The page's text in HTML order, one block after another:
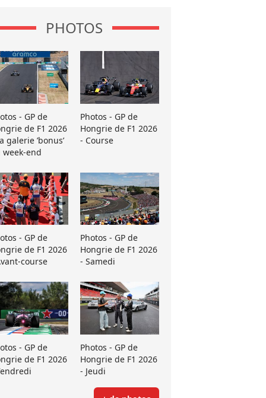
PHOTOS
- GP de
de F1 2026
galerie ’bonus’
week-end
Photos - GP de
Hongrie de F1 2026
- Course
- GP de
de F1 2026
course
Photos - GP de
Hongrie de F1 2026
- Samedi
- GP de
de F1 2026
Photos - GP de
Hongrie de F1 2026
- Jeudi